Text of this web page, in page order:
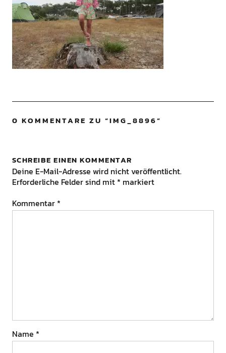
0 KOMMENTARE ZU “IMG_8896”
SCHREIBE EINEN KOMMENTAR
Deine E-Mail-Adresse wird nicht veröffentlicht.
Erforderliche Felder sind mit * markiert
Kommentar *
Name *